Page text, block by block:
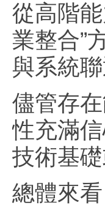
從高階
業整合”
與系統
儘管存
性充滿
技術基
總體來